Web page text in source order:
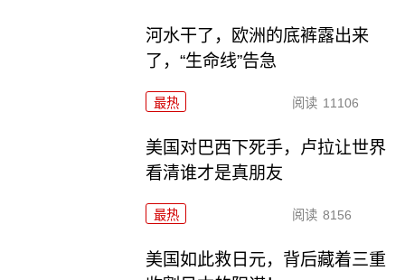
河水干了，欧洲的底裤露出来
了，“生命线”告急
最热 阅读 11106
美国对巴西下死手，卢拉让世界
看清谁才是真朋友
最热 阅读 8156
美国如此救日元，背后藏着三重